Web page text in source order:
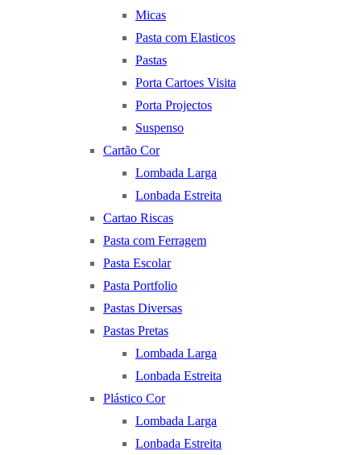
Micas
Pasta com Elasticos
Pastas
Porta Cartoes Visita
Porta Projectos
Suspenso
Cartão Cor
Lombada Larga
Lonbada Estreita
Cartao Riscas
Pasta com Ferragem
Pasta Escolar
Pasta Portfolio
Pastas Diversas
Pastas Pretas
Lombada Larga
Lonbada Estreita
Plástico Cor
Lombada Larga
Lonbada Estreita